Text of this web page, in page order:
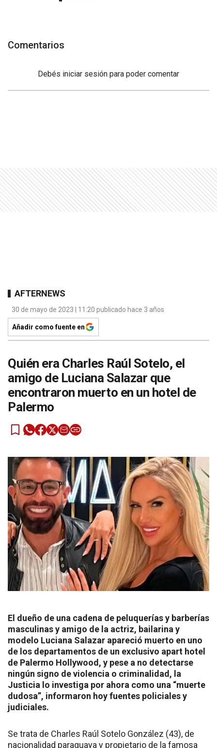
Comentarios
Debés iniciar sesión para poder comentar
AFTERNEWS
30 de mayo de 2023 | 11:20 publicado hace 3 años
Añadir como fuente en
Quién era Charles Raúl Sotelo, el
amigo de Luciana Salazar que
encontraron muerto en un hotel de
Palermo
El dueño de una cadena de peluquerías y barberías
masculinas y amigo de la actriz, bailarina y
modelo Luciana Salazar apareció muerto en uno
de los departamentos de un exclusivo apart hotel
de Palermo Hollywood, y pese a no detectarse
ningún signo de violencia o criminalidad, la
Justicia lo investiga por ahora como una “muerte
dudosa”, informaron hoy fuentes policiales y
judiciales.
Se trata de Charles Raúl Sotelo González (43), de
nacionalidad paraguaya y propietario de la famosa